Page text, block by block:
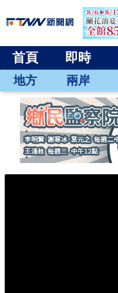
首頁 即時
地方 兩岸